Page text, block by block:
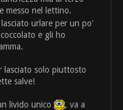
messo nel lettino.
urlare per un po'
e gli ho
lasciato solo piuttosto
salve!
livido unico
, va a